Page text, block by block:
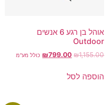
אוהל בן רגע 6 אנשים
Outdoor
₪1,155.00
₪799.00 כולל מע"מ
הוספה לסל